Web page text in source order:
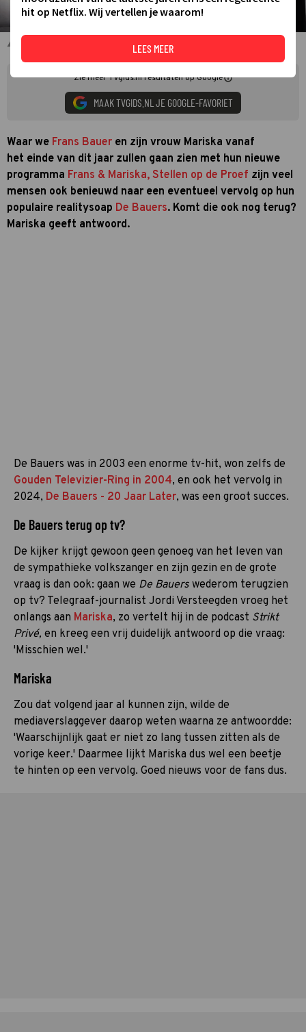
De Bauers
Zie meer TVgids.nl resultaten op Google
MAAK TVGIDS.NL JE GOOGLE-FAVORIET
Waar we Frans Bauer en zijn vrouw Mariska vanaf
het einde van dit jaar zullen gaan zien met hun nieuwe
programma Frans & Mariska, Stellen op de Proef zijn veel
mensen ook benieuwd naar een eventueel vervolg op hun
populaire realitysoap De Bauers. Komt die ook nog terug?
Mariska geeft antwoord.
De Bauers was in 2003 een enorme tv-hit, won zelfs de
Gouden Televizier-Ring in 2004, en ook het vervolg in
2024, De Bauers - 20 Jaar Later, was een groot succes.
De Bauers terug op tv?
De kijker krijgt gewoon geen genoeg van het leven van
de sympathieke volkszanger en zijn gezin en de grote
vraag is dan ook: gaan we De Bauers wederom terugzien
op tv? Telegraaf-journalist Jordi Versteegden vroeg het
onlangs aan Mariska, zo vertelt hij in de podcast Strikt
Privé, en kreeg een vrij duidelijk antwoord op die vraag:
'Misschien wel.'
Mariska
Zou dat volgend jaar al kunnen zijn, wilde de
mediaverslaggever daarop weten waarna ze antwoordde:
'Waarschijnlijk gaat er niet zo lang tussen zitten als de
vorige keer.' Daarmee lijkt Mariska dus wel een beetje
te hinten op een vervolg. Goed nieuws voor de fans dus.
hit op Netflix. Wij vertellen je waarom!
LEES MEER